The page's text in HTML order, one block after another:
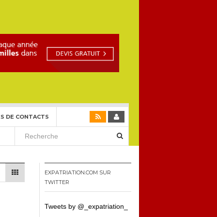
DE CONTACTS
EXPATRIATION.COM SUR
TWITTER
Tweets by @_expatriation_